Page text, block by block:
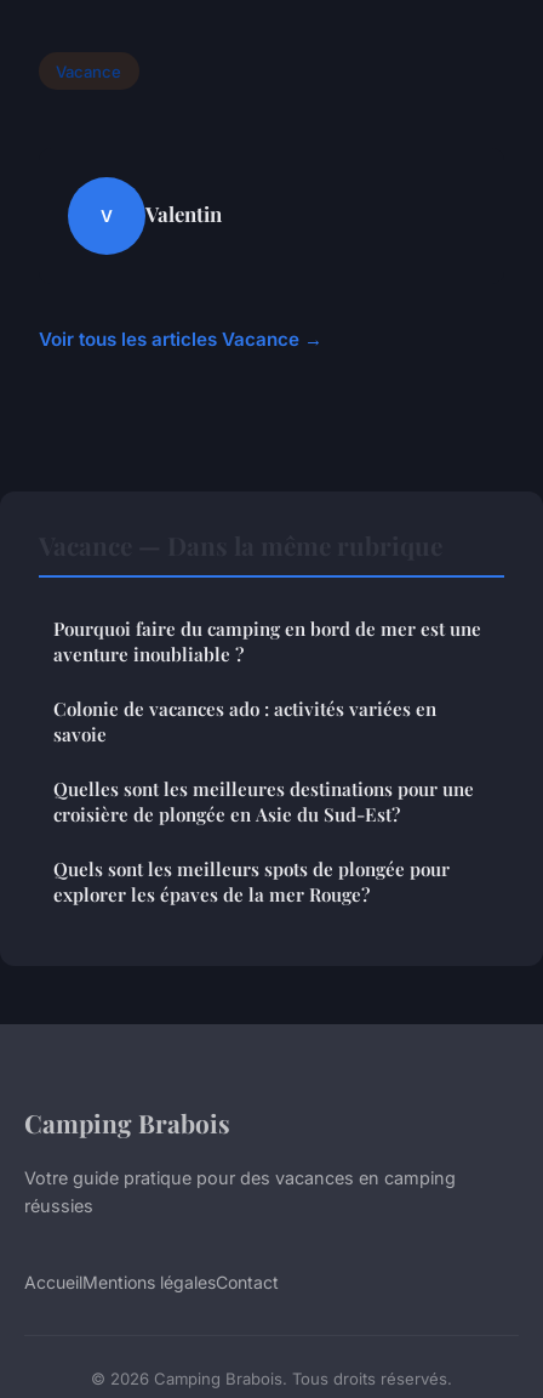
Vacance
V Valentin
Voir tous les articles Vacance →
Pourquoi faire du camping en bord de mer est une
aventure inoubliable ?
Colonie de vacances ado : activités variées en
savoie
Quelles sont les meilleures destinations pour une
croisière de plongée en Asie du Sud-Est?
Quels sont les meilleurs spots de plongée pour
explorer les épaves de la mer Rouge?
Camping Brabois
Votre guide pratique pour des vacances en camping
réussies
AccueilMentions légalesContact
© 2026 Camping Brabois. Tous droits réservés.